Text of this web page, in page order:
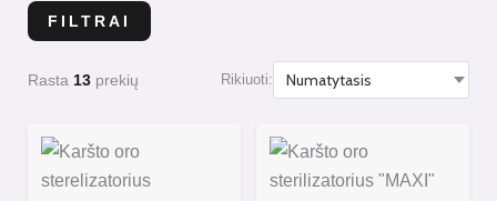
FILTRAI
Rasta 13prekių Rikiuoti: